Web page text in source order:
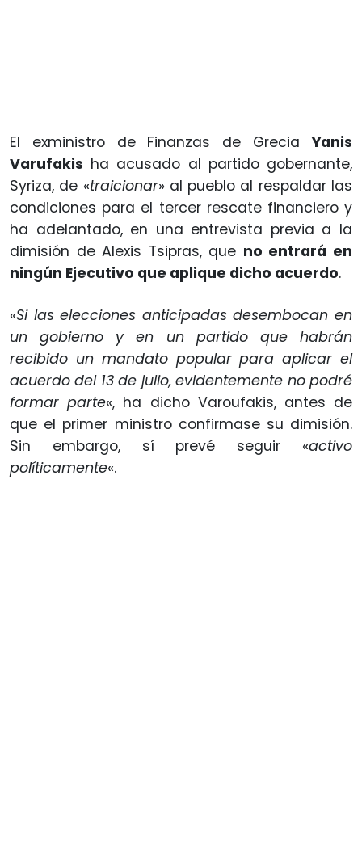
El exministro de Finanzas de Grecia Yanis
Varufakis ha acusado al partido gobernante,
Syriza, de «traicionar» al pueblo al respaldar las
condiciones para el tercer rescate financiero y
ha adelantado, en una entrevista previa a la
dimisión de Alexis Tsipras, que no entrará en
ningún Ejecutivo que aplique dicho acuerdo.
«Si las elecciones anticipadas desembocan en
un gobierno y en un partido que habrán
recibido un mandato popular para aplicar el
acuerdo del 13 de julio, evidentemente no podré
formar parte«, ha dicho Varoufakis, antes de
que el primer ministro confirmase su dimisión.
Sin embargo, sí prevé seguir «activo
políticamente«.